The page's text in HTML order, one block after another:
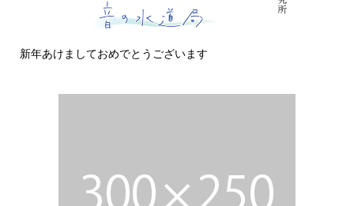
新年あけましておめでとうございます